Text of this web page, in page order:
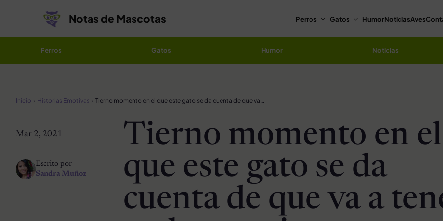
Notas de Mascotas Perros Gatos HumorNoticiasAves
Perros Gatos Humor Noticias
Inicio Historias Emotivas Tierno momento en el que este gato se da cuenta de que va a tener un hermanito
Mar 2, 2021
Escrito por
Sandra Muñoz
Tierno momento en el
que este gato se da
cuenta de que va a